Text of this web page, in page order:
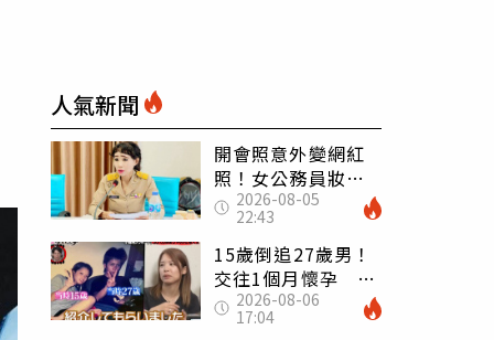
人氣新聞
開會照意外變網紅
照！女公務員妝容
掀2千則留言 本人
怒嗆：化妝有錯嗎
2026-08-05
22:43
15歲倒追27歲男！
交往1個月懷孕 36
歲當阿嬤故事曝光
2026-08-06
17:04